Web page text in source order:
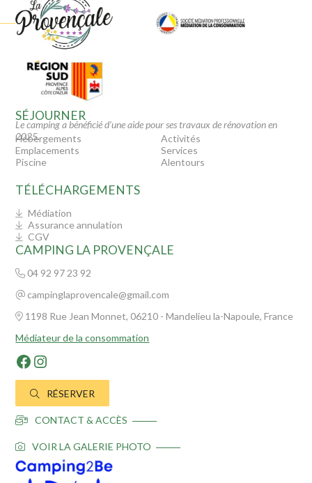
Le camping a bénéficié d’une aide pour ses travaux de rénovation en
2025.
SÉJOURNER
Hébergements
Emplacements
Piscine
Activités
Services
Alentours
TÉLÉCHARGEMENTS
Médiation
Assurance annulation
CGV
CAMPING LA PROVENÇALE
04 92 97 23 92
campinglaprovencale@gmail.com
1198 Rue Jean Monnet, 06210 - Mandelieu la-Napoule, France
Médiateur de la consommation
RÉSERVER
CONTACT & ACCÈS
VOIR LA GALERIE PHOTO